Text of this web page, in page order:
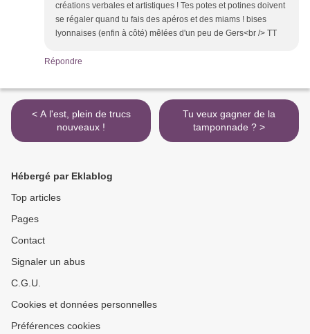
créations verbales et artistiques ! Tes potes et potines doivent
se régaler quand tu fais des apéros et des miams ! bises
lyonnaises (enfin à côté) mêlées d'un peu de Gers<br /> TT
Répondre
< A l'est, plein de trucs
nouveaux !
Tu veux gagner de la
tamponnade ? >
Hébergé par Eklablog
Top articles
Pages
Contact
Signaler un abus
C.G.U.
Cookies et données personnelles
Préférences cookies